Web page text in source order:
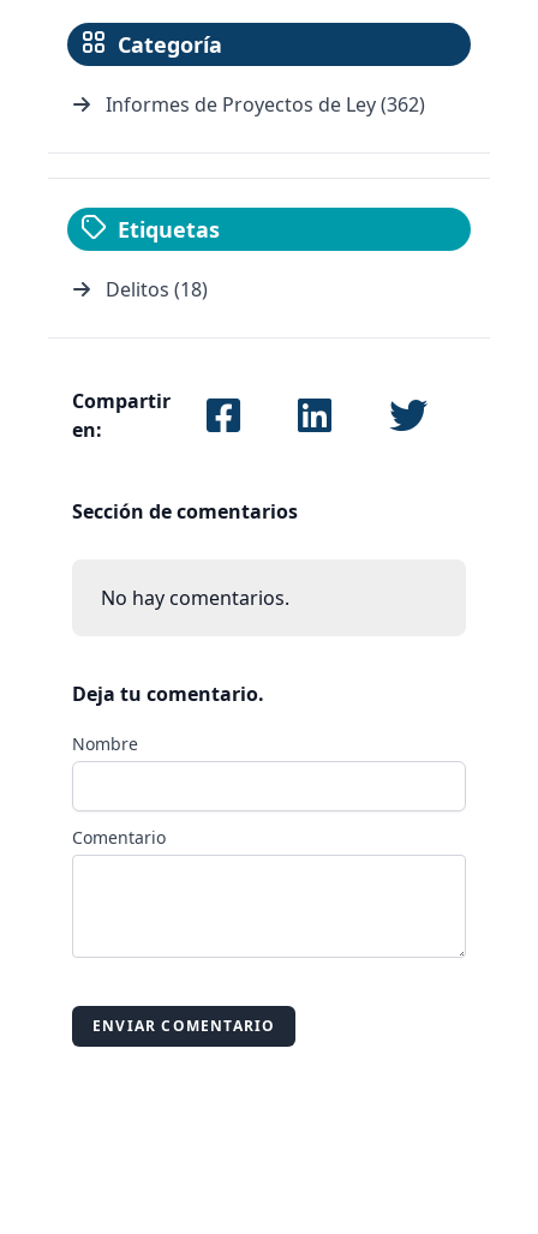
Categoría
Informes de Proyectos de Ley (362)
Etiquetas
Delitos (18)
Compartir
en:
Sección de comentarios
No hay comentarios.
Deja tu comentario.
Nombre
Comentario
ENVIAR COMENTARIO